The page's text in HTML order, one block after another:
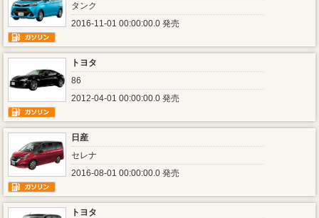
タンク
2016-11-01 00:00:00.0 発売
トヨタ
86
2012-04-01 00:00:00.0 発売
日産
セレナ
2016-08-01 00:00:00.0 発売
トヨタ